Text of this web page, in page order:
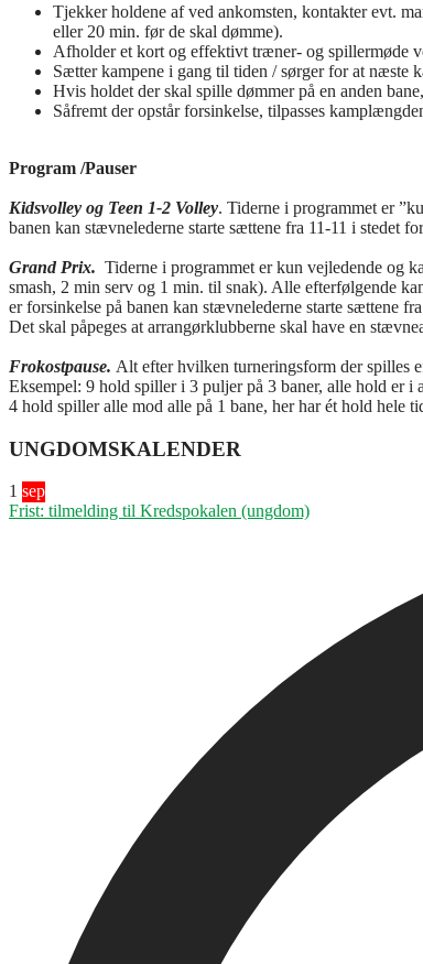
Tjekker holdene af ved ankomsten, kontakter evt.
eller 20 min. før de skal dømme).
Afholder et kort og effektivt træner- og spillermøde
Sætter kampene i gang til tiden / sørger for at næste
Hvis holdet der skal spille dømmer på en anden
Såfremt der opstår forsinkelse, tilpasses
Program /Pauser
Kidsvolley og Teen 1-2 Volley. Tiderne i programmet er
banen kan stævnelederne starte sættene fra 11-11 i stedet
Grand Prix. Tiderne i programmet er kun vejledende og
smash, 2 min serv og 1 min. til snak). Alle efterfølgende
er forsinkelse på banen kan stævnelederne starte sættene
Det skal påpeges at arrangørklubberne skal have en
Frokostpause. Alt efter hvilken turneringsform der spilles
Eksempel: 9 hold spiller i 3 puljer på 3 baner, alle hold er
4 hold spiller alle mod alle på 1 bane, her har ét hold hele
UNGDOMSKALENDER
1 sep
Frist: tilmelding til Kredspokalen (ungdom)